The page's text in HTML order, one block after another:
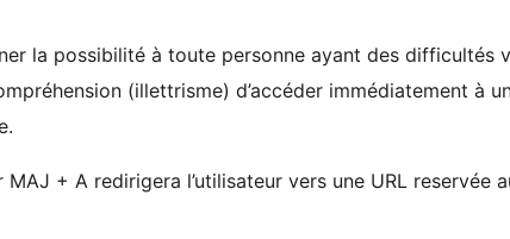
la possibilité à toute personne ayant des difficultés
(illettrisme) d’accéder immédiatement à
+ A redirigera l’utilisateur vers une URL reservée